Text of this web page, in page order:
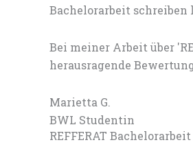
Bachelorarbeit schreiben
Bei meiner Arbeit über
herausragende
Marietta G.
BWL Studentin
REFFERAT